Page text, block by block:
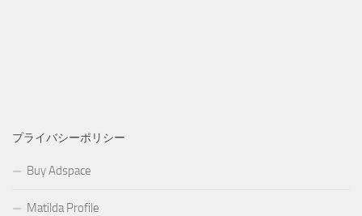
プライバシーポリシー
Buy Adspace
Matilda Profile